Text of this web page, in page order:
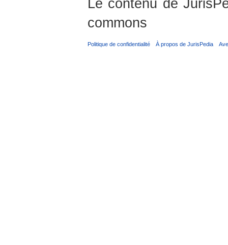
Le contenu de
commons
Politique de confidentialité À propos de JurisPedia